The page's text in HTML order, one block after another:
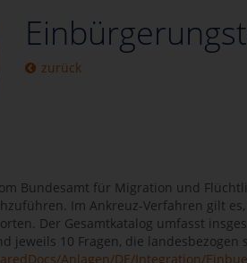
zurück
Bundesamt für Migration und
Im Ankreuz-Verfahren gilt es,
Der Gesamtkatalog umfasst
jeweils 10 Fragen, die landesbezogen
Anlagen/DE/Integration/